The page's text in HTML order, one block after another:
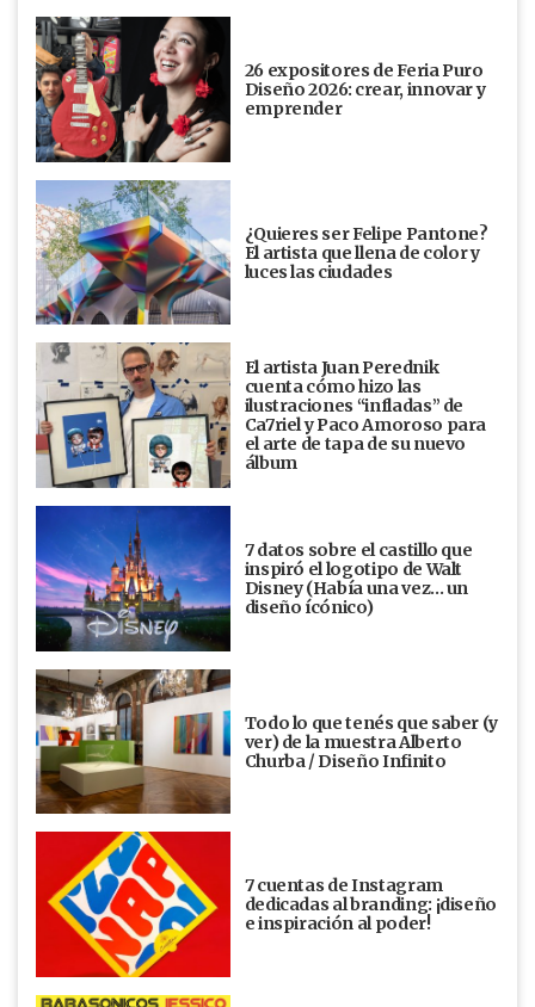
26 expositores de Feria Puro
Diseño 2026: crear, innovar y
emprender
¿Quieres ser Felipe Pantone?
El artista que llena de color y
luces las ciudades
El artista Juan Perednik
cuenta cómo hizo las
ilustraciones “infladas” de
Ca7riel y Paco Amoroso para
el arte de tapa de su nuevo
álbum
7 datos sobre el castillo que
inspiró el logotipo de Walt
Disney (Había una vez... un
diseño ícónico)
Todo lo que tenés que saber (y
ver) de la muestra Alberto
Churba / Diseño Infinito
7 cuentas de Instagram
dedicadas al branding: ¡diseño
e inspiración al poder!